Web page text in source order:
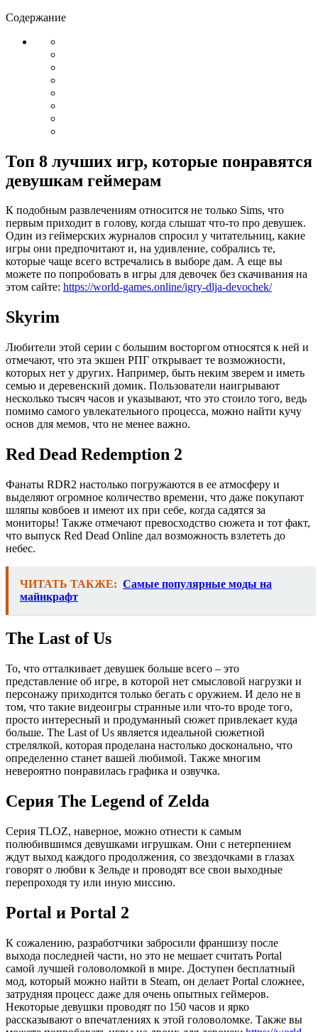
Содержание
Топ 8 лучших игр, которые понравятся
девушкам геймерам
К подобным развлечениям относится не только Sims, что
первым приходит в голову, когда слышат что-то про девушек.
Один из геймерских журналов спросил у читательниц, какие
игры они предпочитают и, на удивление, собрались те,
которые чаще всего встречались в выборе дам. А еще вы
можете по попробовать в игры для девочек без скачивания на
этом сайте: https://world-games.online/igry-dlja-devochek/
Skyrim
Любители этой серии с большим восторгом относятся к ней и
отмечают, что эта экшен РПГ открывает те возможности,
которых нет у других. Например, быть неким зверем и иметь
семью и деревенский домик. Пользователи наигрывают
несколько тысяч часов и указывают, что это стоило того, ведь
помимо самого увлекательного процесса, можно найти кучу
основ для мемов, что не менее важно.
Red Dead Redemption 2
Фанаты RDR2 настолько погружаются в ее атмосферу и
выделяют огромное количество времени, что даже покупают
шляпы ковбоев и имеют их при себе, когда садятся за
мониторы! Также отмечают превосходство сюжета и тот факт,
что выпуск Red Dead Online дал возможность взлететь до
небес.
ЧИТАТЬ ТАКЖЕ: Самые популярные моды на
майнкрафт
The Last of Us
То, что отталкивает девушек больше всего – это
представление об игре, в которой нет смысловой нагрузки и
персонажу приходится только бегать с оружием. И дело не в
том, что такие видеоигры странные или что-то вроде того,
просто интересный и продуманный сюжет привлекает куда
больше. The Last of Us является идеальной сюжетной
стрелялкой, которая проделана настолько досконально, что
определенно станет вашей любимой. Также многим
невероятно понравилась графика и озвучка.
Серия The Legend of Zelda
Серия TLOZ, наверное, можно отнести к самым
полюбившимся девушками игрушкам. Они с нетерпением
ждут выход каждого продолжения, со звездочками в глазах
говорят о любви к Зельде и проводят все свои выходные
перепроходя ту или иную миссию.
Portal и Portal 2
К сожалению, разработчики забросили франшизу после
выхода последней части, но это не мешает считать Portal
самой лучшей головоломкой в мире. Доступен бесплатный
мод, который можно найти в Steam, он делает Portal сложнее,
затрудняя процесс даже для очень опытных геймеров.
Некоторые девушки проводят по 150 часов и ярко
рассказывают о впечатлениях к этой головоломке. Также вы